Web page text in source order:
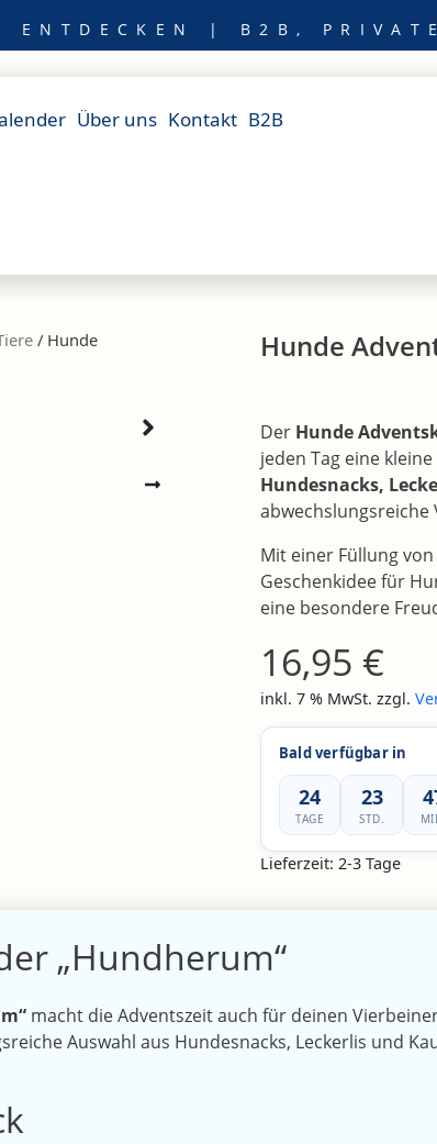
ENTDECKEN | B2B,
Über uns Kontakt B2B
/ Hunde
Hunde
Der Hunde
jeden Tag eine
Hundesnacks,
Mit einer Füllung von
Geschenkidee für
eine besondere
16,95 €
inkl. 7 % MwSt. zzgl.
Bald verfügbar in
24
TAGE
23
STD.
Lieferzeit: 2-3 Tage
„Hundherum“
macht die Adventszeit auch für deinen
Auswahl aus Hundesnacks, Leckerlis und